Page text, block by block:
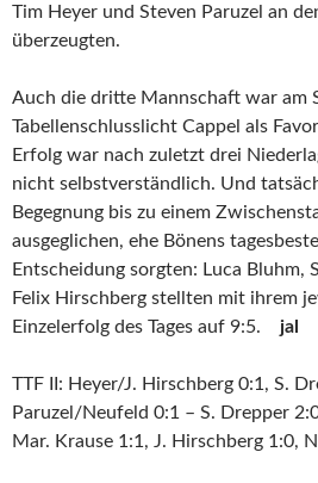
Tim Heyer und Steven Paruzel an
überzeugten.
Auch die dritte Mannschaft war am
Tabellenschlusslicht Cappel als
Erfolg war nach zuletzt drei
nicht selbstverständlich. Und
Begegnung bis zu einem
ausgeglichen, ehe Bönens
Entscheidung sorgten: Luca Bluhm,
Felix Hirschberg stellten mit ihrem
Einzelerfolg des Tages auf 9:5. jal
TTF II: Heyer/J. Hirschberg 0:1, S.
Paruzel/Neufeld 0:1 – S. Drepper
Mar. Krause 1:1, J. Hirschberg 1:0,